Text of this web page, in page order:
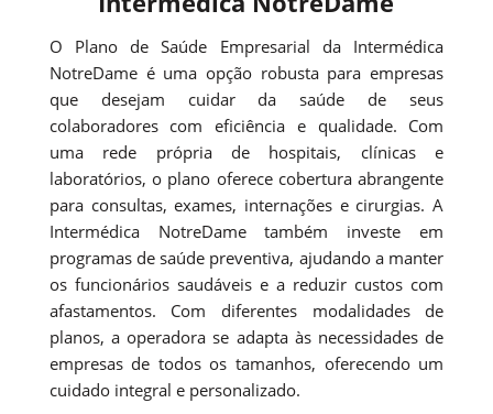
O Plano de Saúde Empresarial da Intermédica
NotreDame é uma opção robusta para empresas
que desejam cuidar da saúde de seus
colaboradores com eficiência e qualidade. Com
uma rede própria de hospitais, clínicas e
laboratórios, o plano oferece cobertura abrangente
para consultas, exames, internações e cirurgias. A
Intermédica NotreDame também investe em
programas de saúde preventiva, ajudando a manter
os funcionários saudáveis e a reduzir custos com
afastamentos. Com diferentes modalidades de
planos, a operadora se adapta às necessidades de
empresas de todos os tamanhos, oferecendo um
cuidado integral e personalizado.